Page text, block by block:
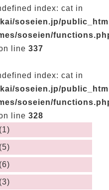
index: cat in
soseien.jp/
soseien/
line 337
index: cat in
soseien.jp/
soseien/
line 328
(1)
(5)
(6)
(3)